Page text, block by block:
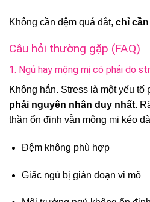
Không cần đệm quá đắt, chỉ
Câu hỏi thường gặp (FAQ)
1. Ngủ hay mộng mị có phải do
Không hẳn. Stress là một yếu tố
phải nguyên nhân duy nhất.
thần ổn định vẫn mộng mị kéo
Đệm không phù hợp
Giấc ngủ bị gián đoạn vi mô